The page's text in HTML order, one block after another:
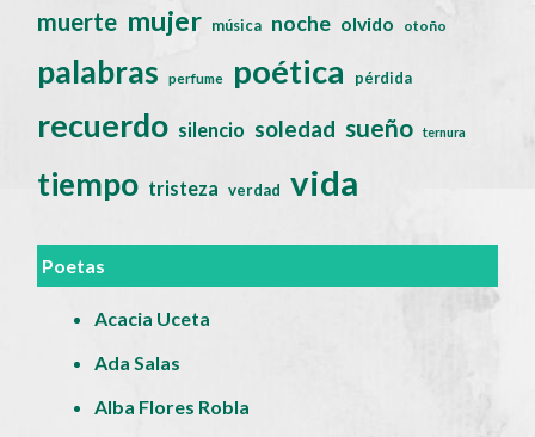
muerte mujer música noche olvido otoño
palabras perfume poética pérdida
recuerdo silencio soledad sueño ternura
tiempo tristeza verdad vida
Poetas
Acacia Uceta
Ada Salas
Alba Flores Robla